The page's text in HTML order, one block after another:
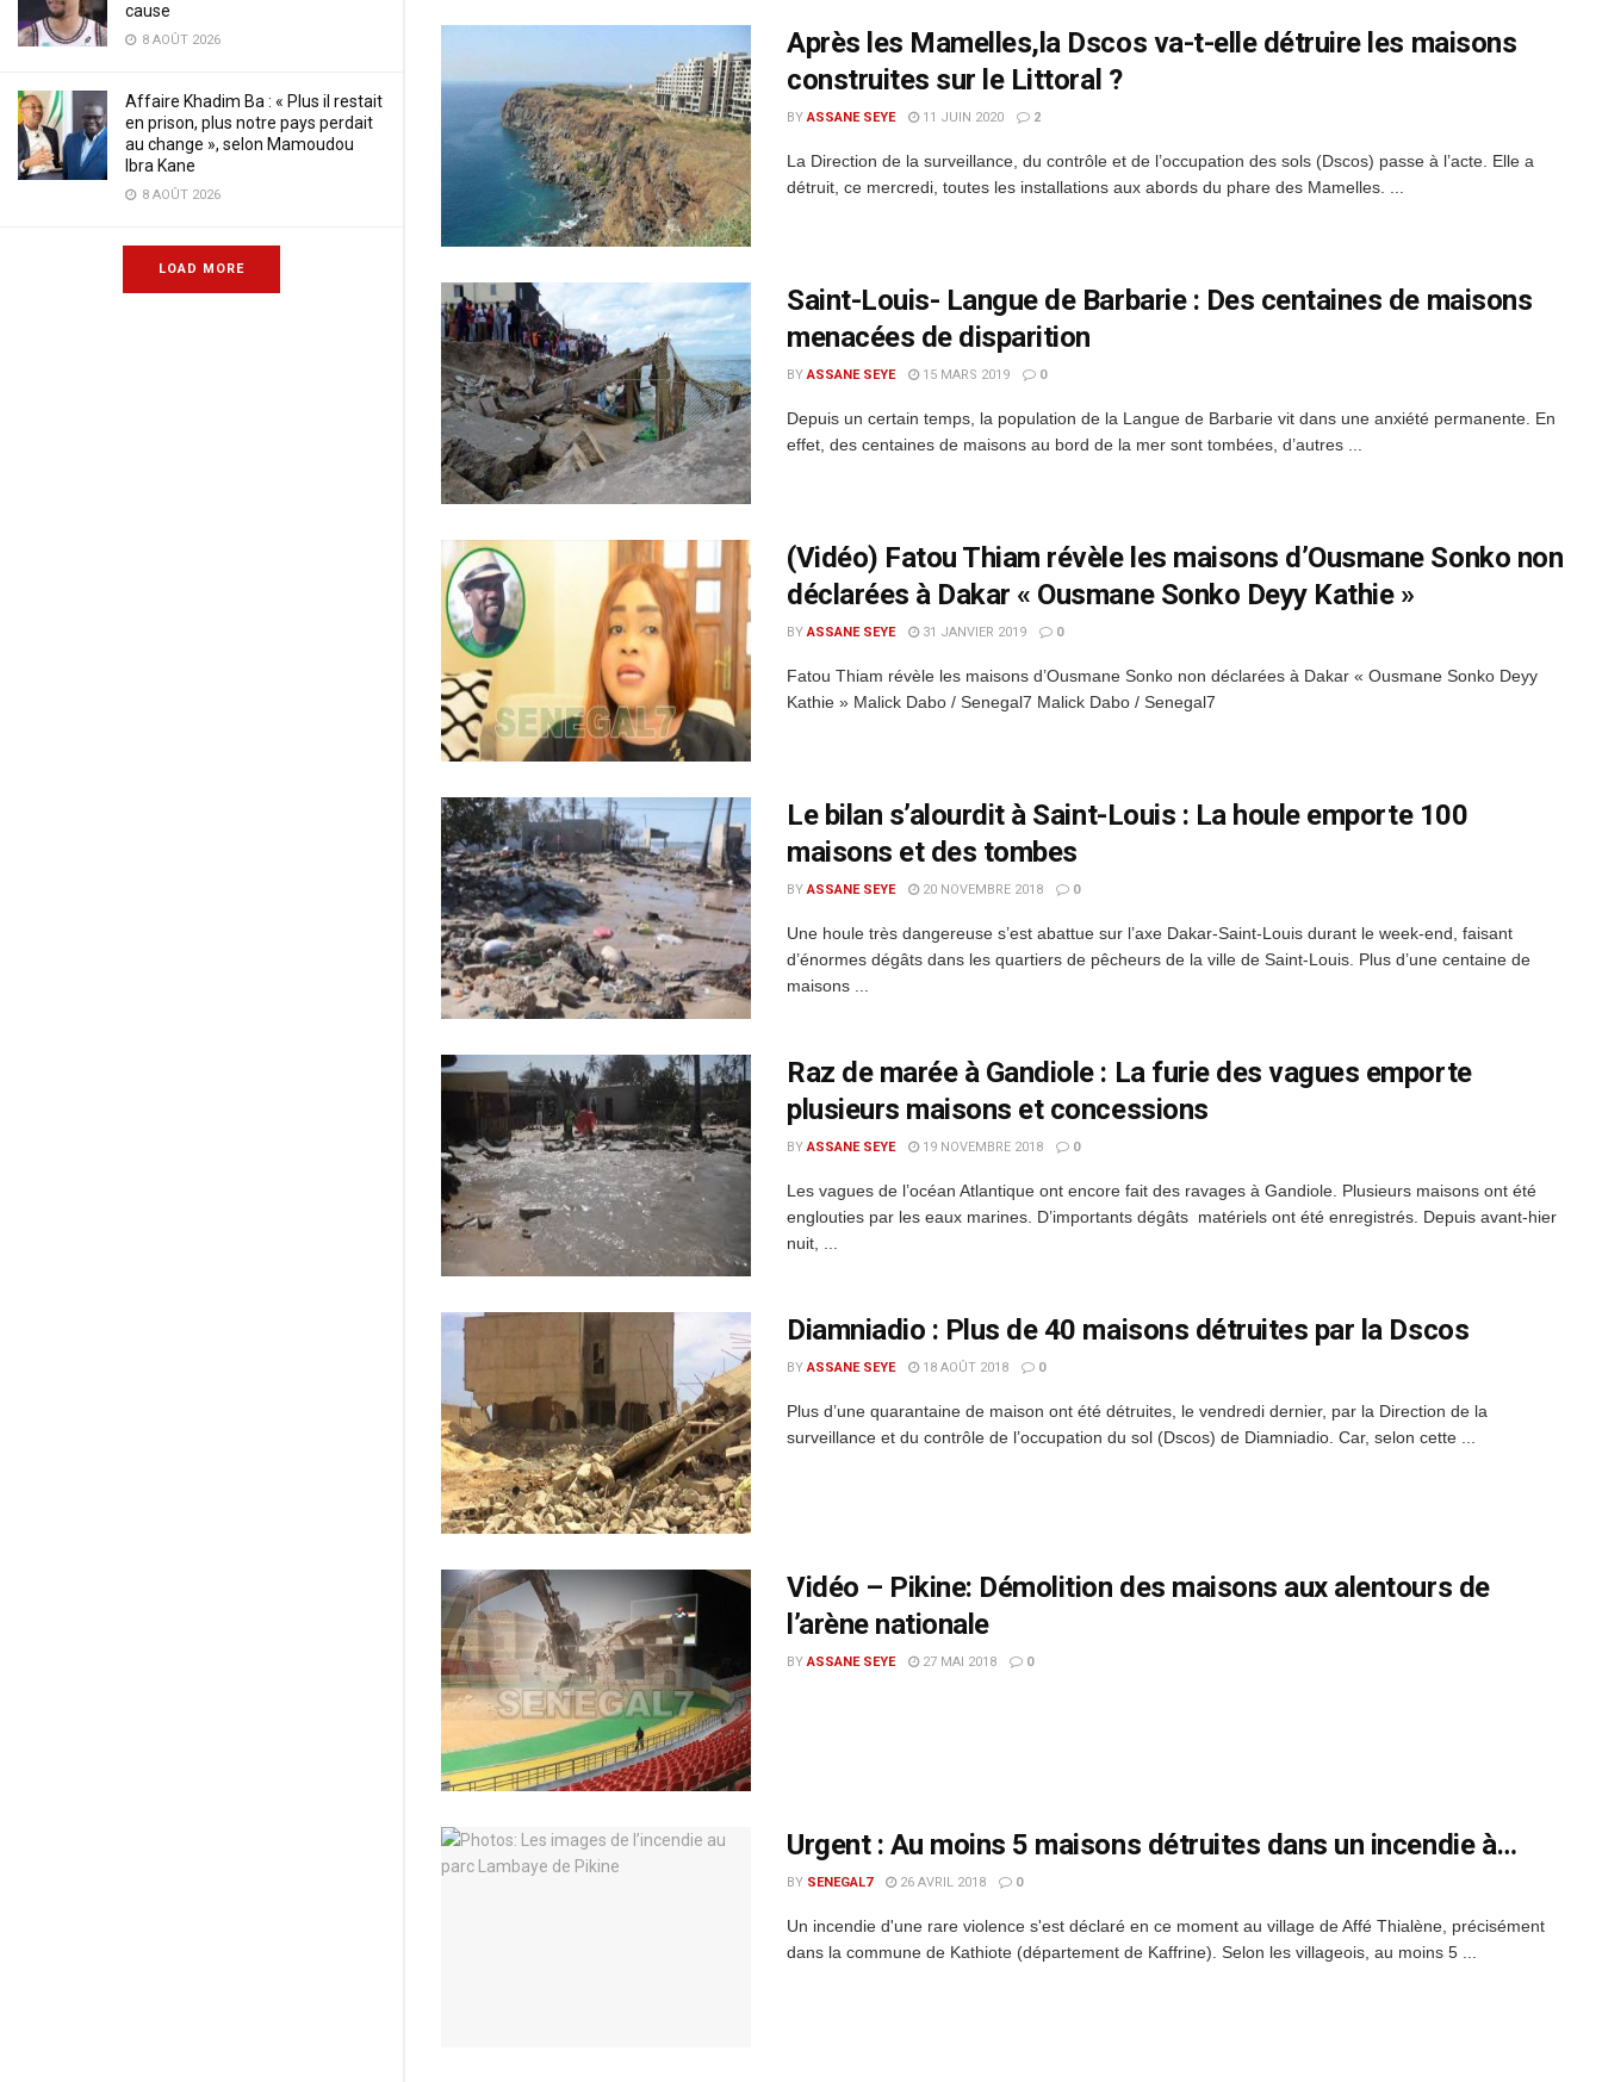
cause
8 AOÛT 2026
Affaire Khadim Ba : « Plus il restait
en prison, plus notre pays perdait
au change », selon Mamoudou
Ibra Kane
8 AOÛT 2026
LOAD MORE
Après les Mamelles,la Dscos va-t-elle détruire les maisons
construites sur le Littoral ?
BY ASSANE SEYE 11 JUIN 2020 2
La Direction de la surveillance, du contrôle et de l’occupation des sols (Dscos) passe à l’acte. Elle a
détruit, ce mercredi, toutes les installations aux abords du phare des Mamelles. ...
Saint-Louis- Langue de Barbarie : Des centaines de maisons
menacées de disparition
BY ASSANE SEYE 15 MARS 2019 0
Depuis un certain temps, la population de la Langue de Barbarie vit dans une anxiété permanente. En
effet, des centaines de maisons au bord de la mer sont tombées, d’autres ...
(Vidéo) Fatou Thiam révèle les maisons d’Ousmane Sonko non
déclarées à Dakar « Ousmane Sonko Deyy Kathie »
BY ASSANE SEYE 31 JANVIER 2019 0
Fatou Thiam révèle les maisons d’Ousmane Sonko non déclarées à Dakar « Ousmane Sonko Deyy
Kathie » Malick Dabo / Senegal7 Malick Dabo / Senegal7
Le bilan s’alourdit à Saint-Louis : La houle emporte 100
maisons et des tombes
BY ASSANE SEYE 20 NOVEMBRE 2018 0
Une houle très dangereuse s’est abattue sur l’axe Dakar-Saint-Louis durant le week-end, faisant
d’énormes dégâts dans les quartiers de pêcheurs de la ville de Saint-Louis. Plus d’une centaine de
maisons ...
Raz de marée à Gandiole : La furie des vagues emporte
plusieurs maisons et concessions
BY ASSANE SEYE 19 NOVEMBRE 2018 0
Les vagues de l’océan Atlantique ont encore fait des ravages à Gandiole. Plusieurs maisons ont été
englouties par les eaux marines. D’importants dégâts matériels ont été enregistrés. Depuis avant-hier
nuit, ...
Diamniadio : Plus de 40 maisons détruites par la Dscos
BY ASSANE SEYE 18 AOÛT 2018 0
Plus d’une quarantaine de maison ont été détruites, le vendredi dernier, par la Direction de la
surveillance et du contrôle de l’occupation du sol (Dscos) de Diamniadio. Car, selon cette ...
Vidéo – Pikine: Démolition des maisons aux alentours de
l’arène nationale
BY ASSANE SEYE 27 MAI 2018 0
Urgent : Au moins 5 maisons détruites dans un incendie à…
BY SENEGAL7 26 AVRIL 2018 0
Un incendie d'une rare violence s'est déclaré en ce moment au village de Affé Thialène, précisément
dans la commune de Kathiote (département de Kaffrine). Selon les villageois, au moins 5 ...